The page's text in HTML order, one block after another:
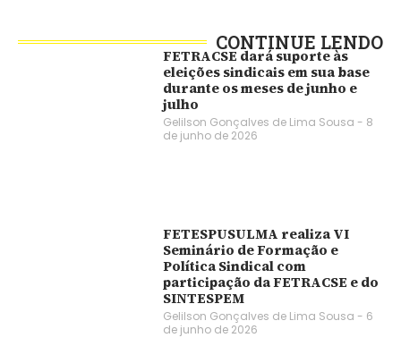
CONTINUE LENDO
FETRACSE dará suporte às
eleições sindicais em sua base
durante os meses de junho e
julho
Gelilson Gonçalves de Lima Sousa
8
de junho de 2026
FETESPUSULMA realiza VI
Seminário de Formação e
Política Sindical com
participação da FETRACSE e do
SINTESPEM
Gelilson Gonçalves de Lima Sousa
6
de junho de 2026